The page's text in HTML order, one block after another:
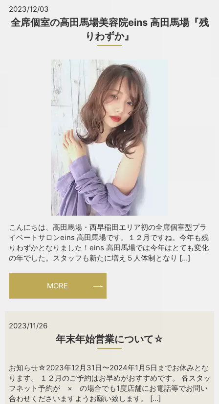
2023/12/03
全席個室の高田馬場美容院eins 高田馬場『残
りわずか』
こんにちは、高田馬場・西早稲田エリア初の全席個室型プラ
イベートサロンeins 高田馬場です。１２月ですね。今年も残
りわずかとなりました！eins 高田馬場では今年はとても変化
の年でした。スタッフも新たに増え５人体制となり […]
MORE
2023/11/26
年末年始営業について☆
お知らせ☆2023年12月31日〜2024年1月5日までお休みとな
ります。 １２月のご予約はお早めがおすすめです。 各スタッ
フネット予約が × の場合でも1度店舗にお電話等でお問い
合わせくださいますようお願い致します。 […]